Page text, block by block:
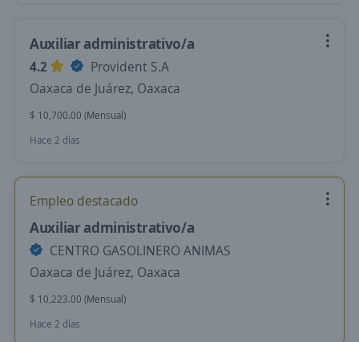
Auxiliar administrativo/a
4.2
Provident S.A
Oaxaca de Juárez, Oaxaca
$ 10,700.00 (Mensual)
Hace 2 días
Empleo destacado
Auxiliar administrativo/a
CENTRO GASOLINERO ANIMAS
Oaxaca de Juárez, Oaxaca
$ 10,223.00 (Mensual)
Hace 2 días